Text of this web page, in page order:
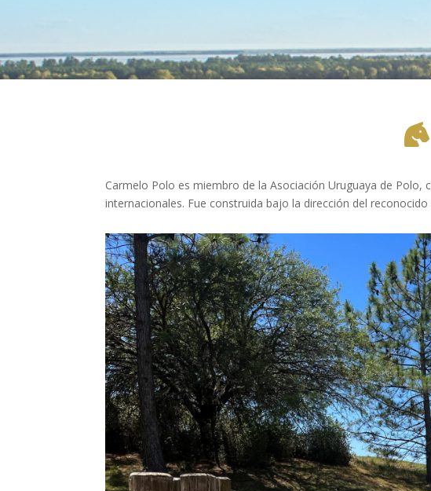

Carmelo Polo es miembro de la Asociación Uruguaya de
internacionales. Fue construida bajo la dirección del